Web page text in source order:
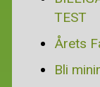
TEST
Årets
Bli